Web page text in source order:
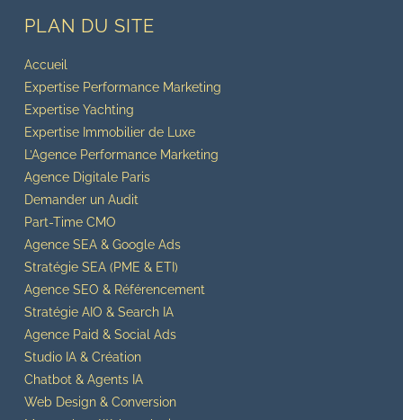
PLAN DU SITE
Accueil
Expertise Performance Marketing
Expertise Yachting
Expertise Immobilier de Luxe
L’Agence Performance Marketing
Agence Digitale Paris
Demander un Audit
Part-Time CMO
Agence SEA & Google Ads
Stratégie SEA (PME & ETI)
Agence SEO & Référencement
Stratégie AIO & Search IA
Agence Paid & Social Ads
Studio IA & Création
Chatbot & Agents IA
Web Design & Conversion